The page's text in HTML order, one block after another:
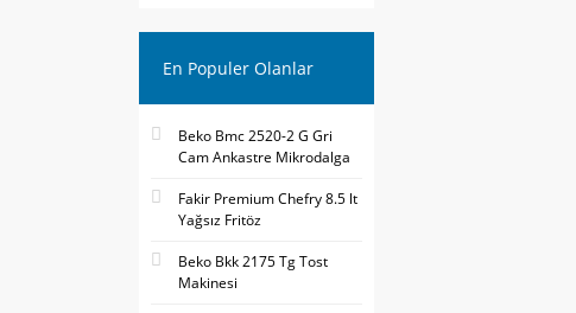
En Populer Olanlar
Beko Bmc 2520-2 G Gri
Cam Ankastre Mikrodalga
Fakir Premium Chefry 8.5 lt
Yağsız Fritöz
Beko Bkk 2175 Tg Tost
Makinesi